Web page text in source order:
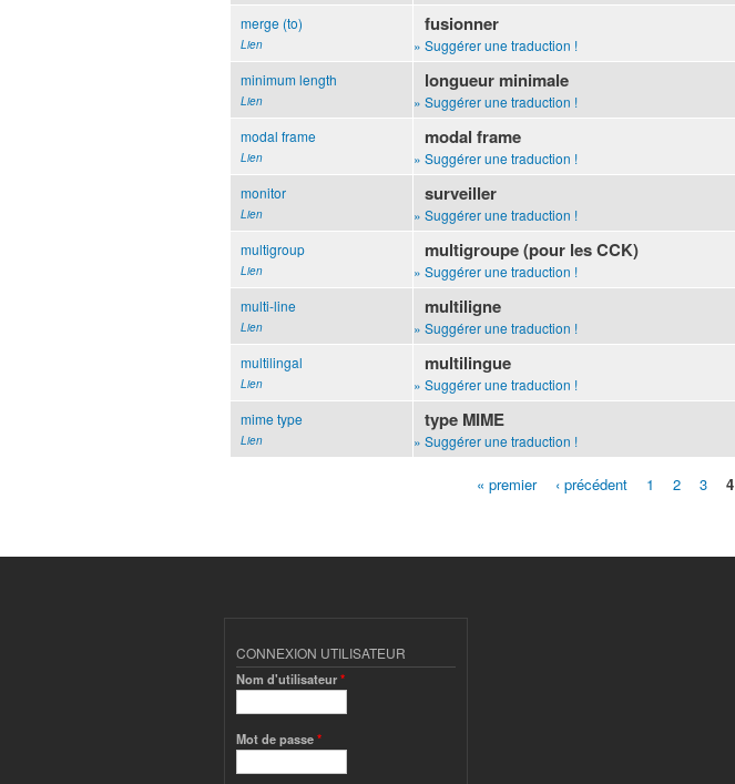
merge (to)
Lien
fusionner
» Suggérer une traduction !
minimum length
Lien
longueur minimale
» Suggérer une traduction !
modal frame
Lien
modal frame
» Suggérer une traduction !
monitor
Lien
surveiller
» Suggérer une traduction !
multigroup
Lien
multigroupe (pour les CCK)
» Suggérer une traduction !
multi-line
Lien
multiligne
» Suggérer une traduction !
multilingal
Lien
multilingue
» Suggérer une traduction !
mime type
Lien
type MIME
» Suggérer une traduction !
« premier ‹ précédent 1 2 3 4
CONNEXION UTILISATEUR
Nom d'utilisateur*
Mot de passe*